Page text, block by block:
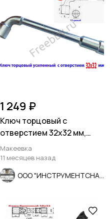
1 249 ₽
Ключ торцовый с
отверстием 32х32 мм,
усил, L-образ, 2-х сторон,
Cr-V.
Макеевка
11 месяцев назад